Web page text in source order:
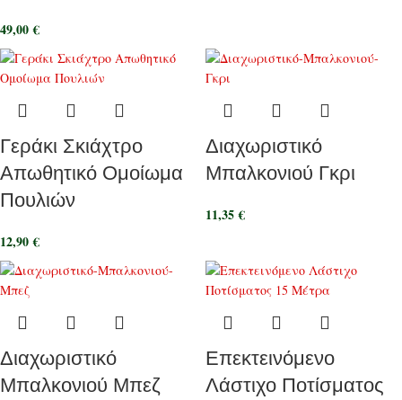
49,00€
Γεράκι Σκιάχτρο
Απωθητικό Ομοίωμα
Πουλιών
12,90€
Διαχωριστικό
Μπαλκονιού Γκρι
11,35€
Διαχωριστικό
Μπαλκονιού Μπεζ
Επεκτεινόμενο
Λάστιχο Ποτίσματος